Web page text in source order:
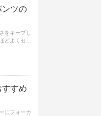
ツの
をキープし
どよくセク
すめ
にフォーカ